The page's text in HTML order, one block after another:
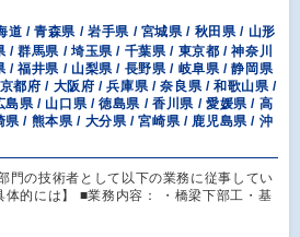
道 / 青森県 / 岩手県 / 宮城県 / 秋田県 / 山形
/ 群馬県 / 埼玉県 / 千葉県 / 東京都 / 神奈川
/ 福井県 / 山梨県 / 長野県 / 岐阜県 / 静岡県
都府 / 大阪府 / 兵庫県 / 奈良県 / 和歌山県 /
県 / 山口県 / 徳島県 / 香川県 / 愛媛県 / 高
/ 熊本県 / 大分県 / 宮崎県 / 鹿児島県 / 沖
門の技術者として以下の業務に従事してい
体的には】 ■業務内容： ・橋梁下部工・基